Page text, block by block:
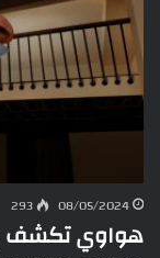
08/05/2024
293
هواوي تكشف